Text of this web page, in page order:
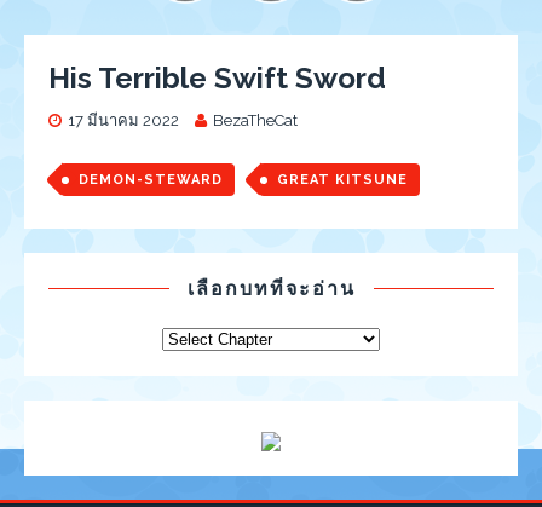
His Terrible Swift Sword
17 มีนาคม 2022 BezaTheCat
DEMON-STEWARD GREAT KITSUNE
เลือกบทที่จะอ่าน